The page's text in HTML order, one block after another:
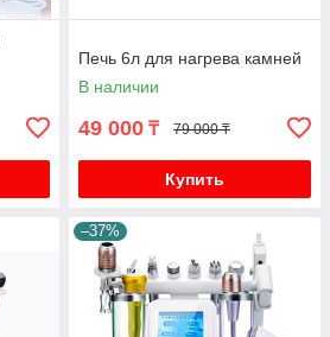
Печь 6л для нагрева камней
В наличии
49 000 ₸ 79 000 ₸
Купить
–37%